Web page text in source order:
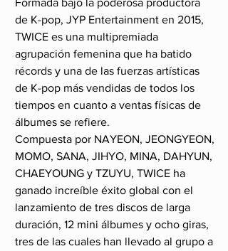
de K-pop, JYP Entertainment en 2015,
TWICE es una multipremiada
agrupación femenina que ha batido
récords y una de las fuerzas artísticas
de K-pop más vendidas de todos los
tiempos en cuanto a ventas físicas de
álbumes se refiere.
Compuesta por NAYEON, JEONGYEON,
MOMO, SANA, JIHYO, MINA, DAHYUN,
CHAEYOUNG y TZUYU, TWICE ha
ganado increíble éxito global con el
lanzamiento de tres discos de larga
duración, 12 mini álbumes y ocho giras,
tres de las cuales han llevado al grupo a